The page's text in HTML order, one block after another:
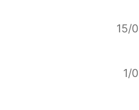
15/
1/